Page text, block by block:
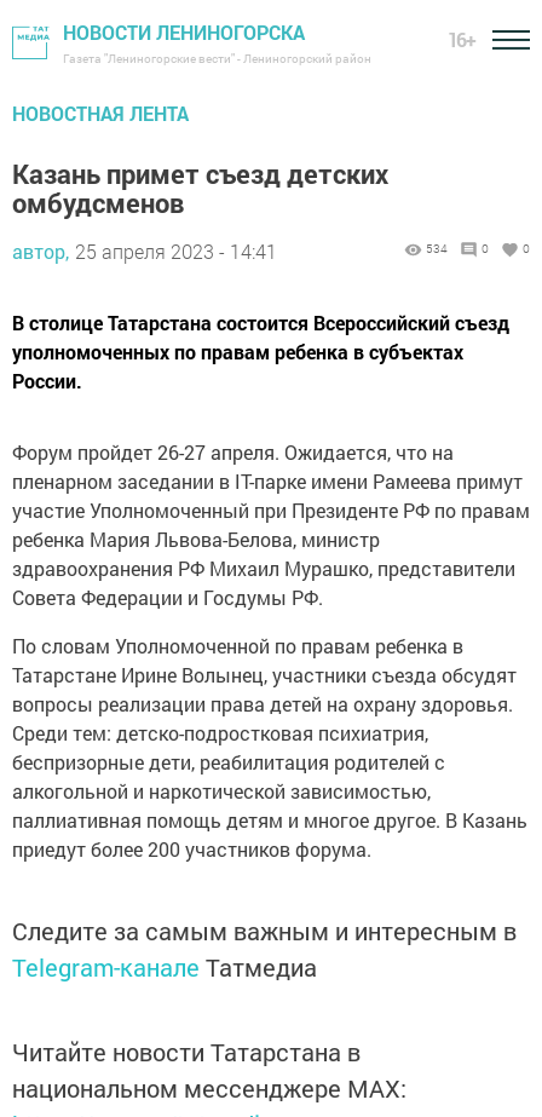
НОВОСТИ ЛЕНИНОГОРСКА
Газета "Лениногорские вести" - Лениногорский район
16+
НОВОСТНАЯ ЛЕНТА
Казань примет съезд детских
омбудсменов
автор, 25 апреля 2023 - 14:41 534 0 0
В столице Татарстана состоится Всероссийский съезд
уполномоченных по правам ребенка в субъектах
России.
Форум пройдет 26-27 апреля. Ожидается, что на
пленарном заседании в IT-парке имени Рамеева примут
участие Уполномоченный при Президенте РФ по правам
ребенка Мария Львова-Белова, министр
здравоохранения РФ Михаил Мурашко, представители
Совета Федерации и Госдумы РФ.
По словам Уполномоченной по правам ребенка в
Татарстане Ирине Волынец, участники съезда обсудят
вопросы реализации права детей на охрану здоровья.
Среди тем: детско-подростковая психиатрия,
беспризорные дети, реабилитация родителей с
алкогольной и наркотической зависимостью,
паллиативная помощь детям и многое другое. В Казань
приедут более 200 участников форума.
Следите за самым важным и интересным в
Telegram-канале Татмедиа
Читайте новости Татарстана в
национальном мессенджере MАХ: